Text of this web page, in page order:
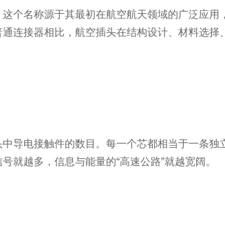
个名称源于其最初在航空航天领域的广泛应用
连接器相比，航空插头在结构设计、材料选择
导电接触件的数目。每一个芯都相当于一条独
就越多，信息与能量的“高速公路”就越宽阔。